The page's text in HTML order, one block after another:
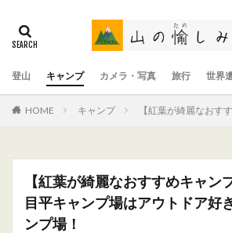
登山 キャンプ カメラ・写真 旅行 世界
HOME キャンプ 【紅葉が綺麗なおす
【紅葉が綺麗なおすすめキャン
目平キャンプ場はアウトドア好
ンプ場！